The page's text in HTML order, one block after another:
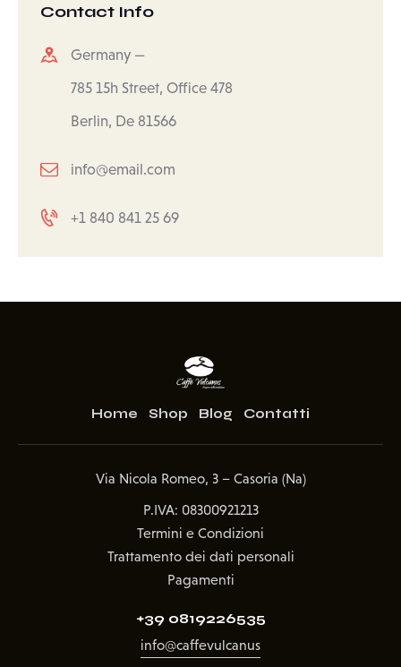
Contact Info
Germany —
785 15h Street, Office 478
Berlin, De 81566
info@email.com
+1 840 841 25 69
Home Shop Blog Contatti
Via Nicola Romeo, 3 – Casoria (Na)
P.IVA: 08300921213
Termini e Condizioni
Trattamento dei dati personali
Pagamenti
+39 0819226535
info@caffevulcanus